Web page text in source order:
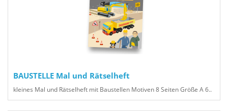
BAUSTELLE Mal und Rätselheft
kleines Mal und Rätselheft mit Baustellen Motiven 8 Seiten Größe A 6..